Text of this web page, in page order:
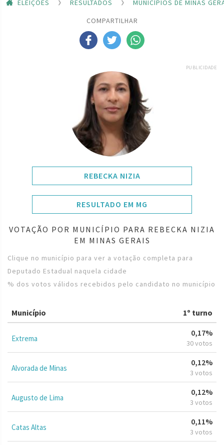
ELEIÇÕES RESULTADOS
MUNICÍPIOS DE MINAS
COMPARTILHAR
PUBLICIDADE
REBECKA NIZIA
RESULTADO EM MG
VOTAÇÃO POR MUNICÍPIO PARA REBECKA NIZIA
EM MINAS GERAIS
Clique no município para ver a votação completa para
Deputado Estadual naquela cidade
% dos votos válidos recebidos pelo candidato no município
Município 1º turno
Extrema
0,17%
30 votos
Alvorada de Minas
0,12%
3 votos
Augusto de Lima
0,12%
3 votos
Catas Altas
0,11%
3 votos